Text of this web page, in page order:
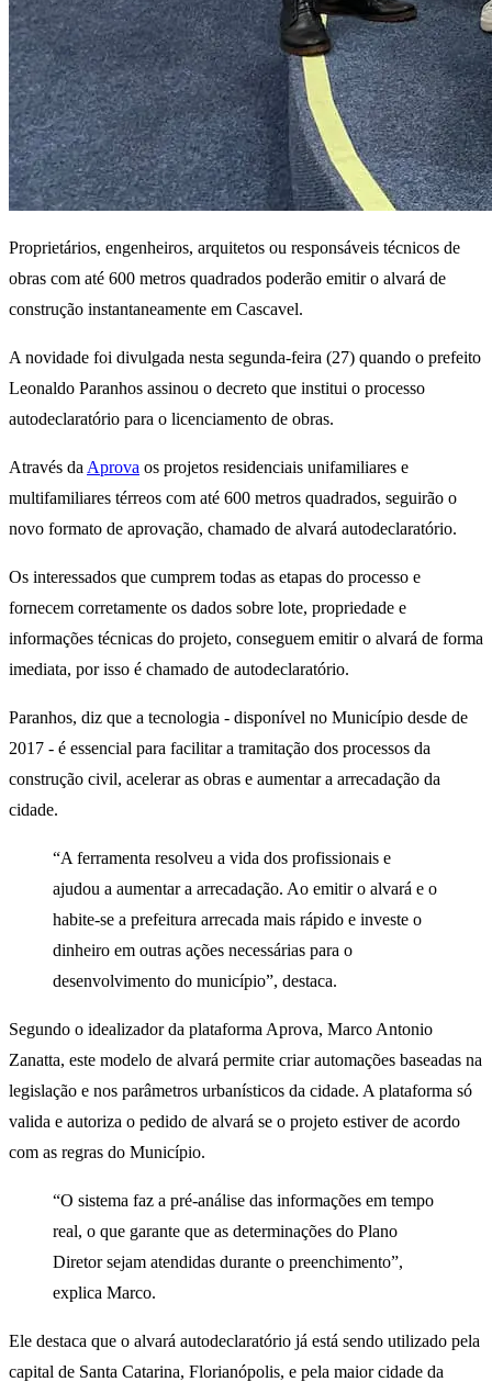
Proprietários, engenheiros, arquitetos ou responsáveis técnicos de
obras com até 600 metros quadrados poderão emitir o alvará de
construção instantaneamente em Cascavel.
A novidade foi divulgada nesta segunda-feira (27) quando o prefeito
Leonaldo Paranhos assinou o decreto que institui o processo
autodeclaratório para o licenciamento de obras.
Através da Aprova os projetos residenciais unifamiliares e
multifamiliares térreos com até 600 metros quadrados, seguirão o
novo formato de aprovação, chamado de alvará autodeclaratório.
Os interessados que cumprem todas as etapas do processo e
fornecem corretamente os dados sobre lote, propriedade e
informações técnicas do projeto, conseguem emitir o alvará de forma
imediata, por isso é chamado de autodeclaratório.
Paranhos, diz que a tecnologia - disponível no Município desde de
2017 - é essencial para facilitar a tramitação dos processos da
construção civil, acelerar as obras e aumentar a arrecadação da
cidade.
“A ferramenta resolveu a vida dos profissionais e
ajudou a aumentar a arrecadação. Ao emitir o alvará e o
habite-se a prefeitura arrecada mais rápido e investe o
dinheiro em outras ações necessárias para o
desenvolvimento do município”, destaca.
Segundo o idealizador da plataforma Aprova, Marco Antonio
Zanatta, este modelo de alvará permite criar automações baseadas na
legislação e nos parâmetros urbanísticos da cidade. A plataforma só
valida e autoriza o pedido de alvará se o projeto estiver de acordo
com as regras do Município.
“O sistema faz a pré-análise das informações em tempo
real, o que garante que as determinações do Plano
Diretor sejam atendidas durante o preenchimento”,
explica Marco.
Ele destaca que o alvará autodeclaratório já está sendo utilizado pela
capital de Santa Catarina, Florianópolis, e pela maior cidade da